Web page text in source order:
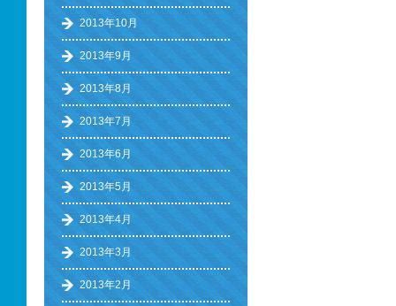
2013年10月
2013年9月
2013年8月
2013年7月
2013年6月
2013年5月
2013年4月
2013年3月
2013年2月